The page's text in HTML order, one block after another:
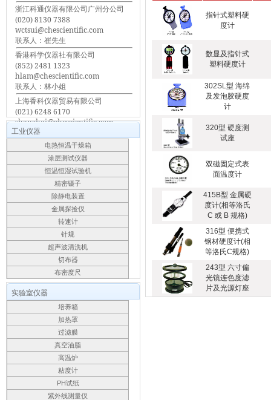
浙江科通仪器有限公司广州分公司
(020) 8130 7388
wctsui@chescientific.com
联系人：崔先生
香港科学仪器社有限公司
(852) 2481 1323
hlam@chescientific.com
联系人：林小姐
上海香科仪器贸易有限公司
(021) 6248 6170
shanghai@chescientific.com
联系人：车先生
工业仪器
电热恒温干燥箱
涂层测试仪器
恒温恒湿试验机
精密镊子
除静电装置
金属探捡仪
转速计
针规
超声波清洗机
切布器
布密度尺
实验室仪器
培养箱
加热罩
过滤膜
真空油脂
高温炉
粘度计
PH试纸
紫外线测量仪
指针式塑料硬
度计
数显及指针式
塑料硬度计
302SL型 海绵
及发泡胶硬度
计
320型 硬度测
试座
双磁固定式表
面温度计
415B型 金属硬
度计(相等洛氏
C 或 B 规格)
316型 便携式
钢材硬度计(相
等洛氏C规格)
243型 六寸偏
光镜连色度滤
片及光源灯座